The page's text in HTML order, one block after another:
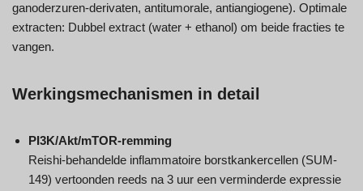
ganoderzuren-derivaten, antitumorale, antiangiogene). Optimale
extracten: Dubbel extract (water + ethanol) om beide fracties te
vangen.
Werkingsmechanismen in detail
PI3K/Akt/mTOR-remming
Reishi-behandelde inflammatoire borstkankercellen (SUM-
149) vertoonden reeds na 3 uur een verminderde expressie